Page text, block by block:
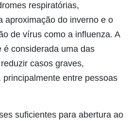
respiratórias,
aproximação do inverno e o
de vírus como a influenza. A
é considerada uma das
casos graves,
principalmente entre pessoas
suficientes para abertura ao